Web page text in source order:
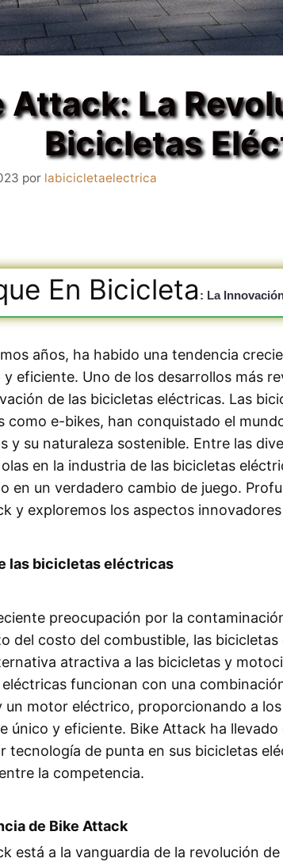
Attack: La
Bicicletas
por labicicletaelectrica
En Bicicleta : La
años, ha habido una tendencia
y eficiente. Uno de los desarrollos más
de las bicicletas eléctricas. Las
como e-bikes, han conquistado el
y su naturaleza sostenible. Entre las
en la industria de las bicicletas
en un verdadero cambio de juego.
y exploremos los aspectos
las bicicletas eléctricas
preocupación por la
del costo del combustible, las
atractiva a las bicicletas y
funcionan con una
un motor eléctrico, proporcionando a
único y eficiente. Bike Attack ha llevado
tecnología de punta en sus bicicletas
la competencia.
de Bike Attack
está a la vanguardia de la revolución